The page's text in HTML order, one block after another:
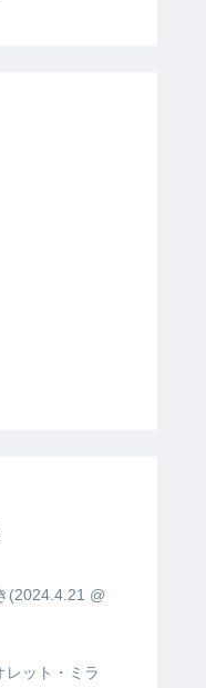
(2024.4.21 @
レット・ミラ